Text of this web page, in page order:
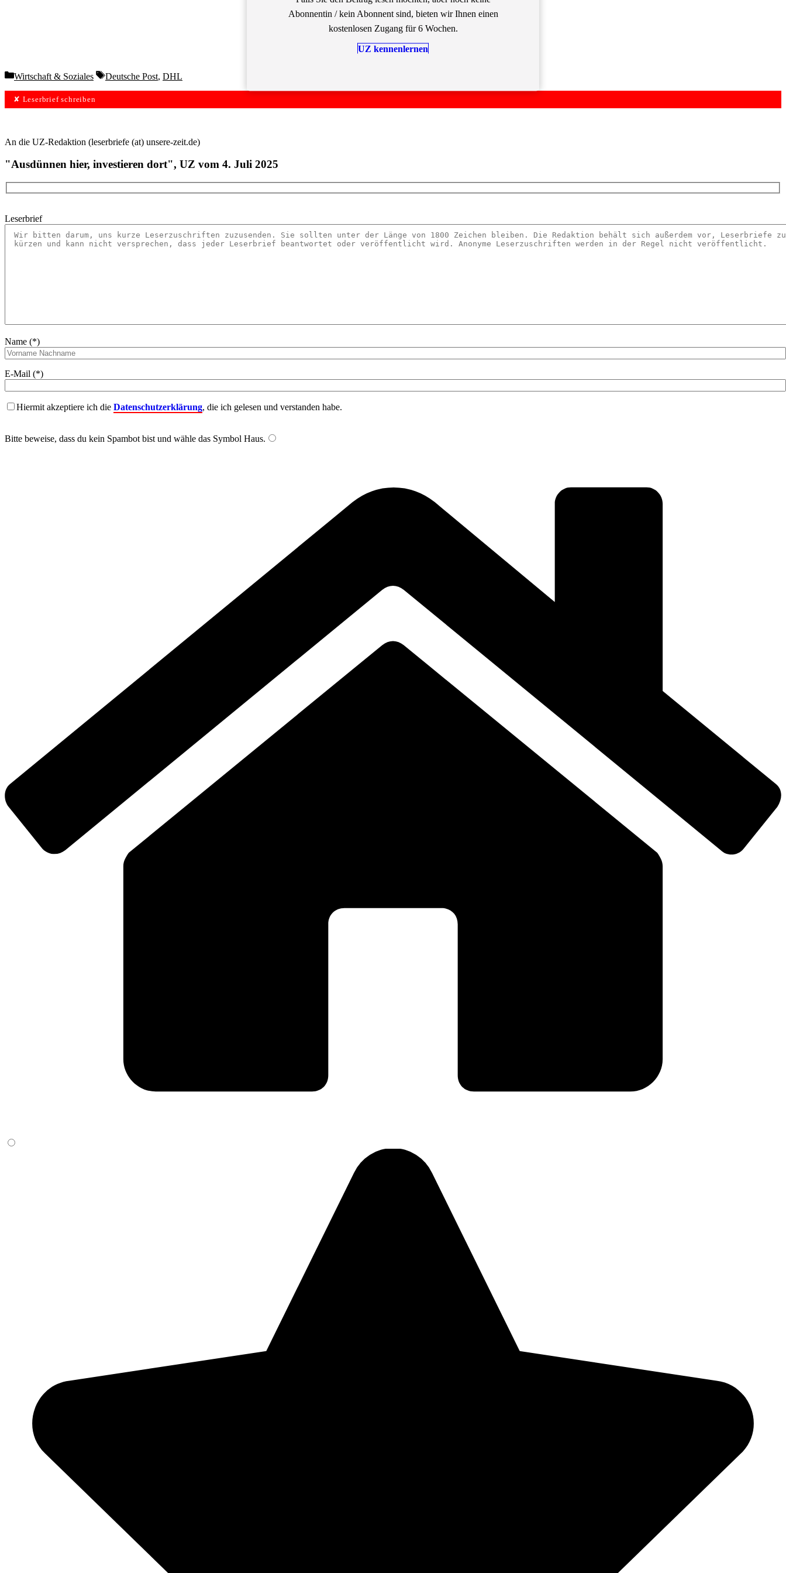
Abonnentin / kein Abonnent sind, bieten wir Ihnen einen
kostenlosen Zugang für 6 Wochen.
UZ kennenlernen
Categories
Wirtschaft & Soziales Tags
Deutsche Post, DHL
✘ Leserbrief schreiben
An die UZ-Redaktion (leserbriefe (at) unsere-zeit.de)
"Ausdünnen hier, investieren dort", UZ vom 4. Juli 2025
Leserbrief
Name (*)
E-Mail (*)
Hiermit akzeptiere ich die Datenschutzerklärung, die ich gelesen und verstanden habe.
Bitte beweise, dass du kein Spambot bist und wähle das Symbol Haus.